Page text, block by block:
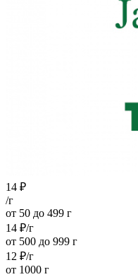
14 ₽
/г
от 50 до 499 г
14 ₽/г
от 500 до 999 г
12 ₽/г
от 1000 г